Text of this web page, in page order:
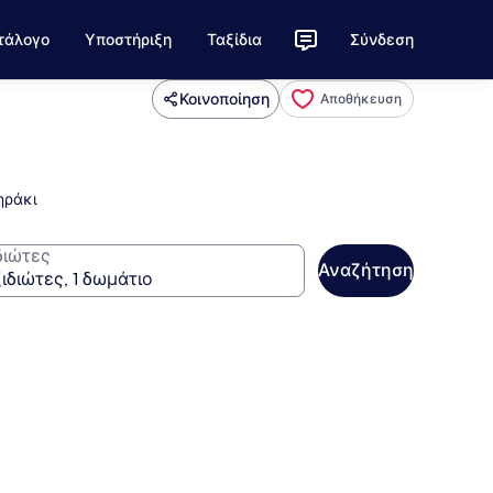
Υποστήριξη Ταξίδια Σύνδεση
Κοινοποίηση Αποθήκευση
Αναζήτηση